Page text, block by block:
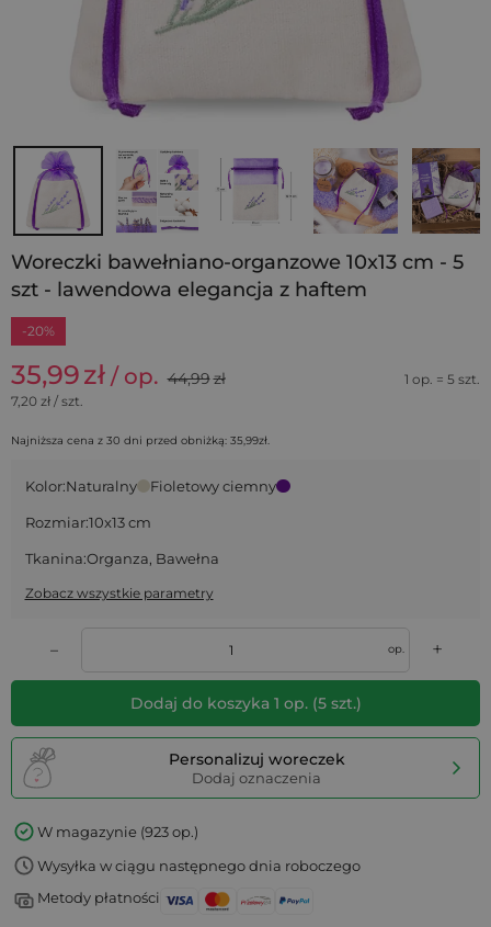
Woreczki bawełniano-organzowe 10x13 cm - 5
szt - lawendowa elegancja z haftem
-20%
35,99zł / op. 44,99zł
1 op. = 5 szt.
7,20 zł / szt.
Najniższa cena z 30 dni przed obniżką: 35,99zł.
Kolor:Naturalny Fioletowy ciemny
Rozmiar:10x13 cm
Tkanina:Organza, Bawełna
Zobacz wszystkie parametry
– op. +
Dodaj do koszyka 1 op. (5szt.)
Personalizuj woreczek
Dodaj oznaczenia
W magazynie (923 op.)
Wysyłka w ciągu następnego dnia roboczego
Metody płatności